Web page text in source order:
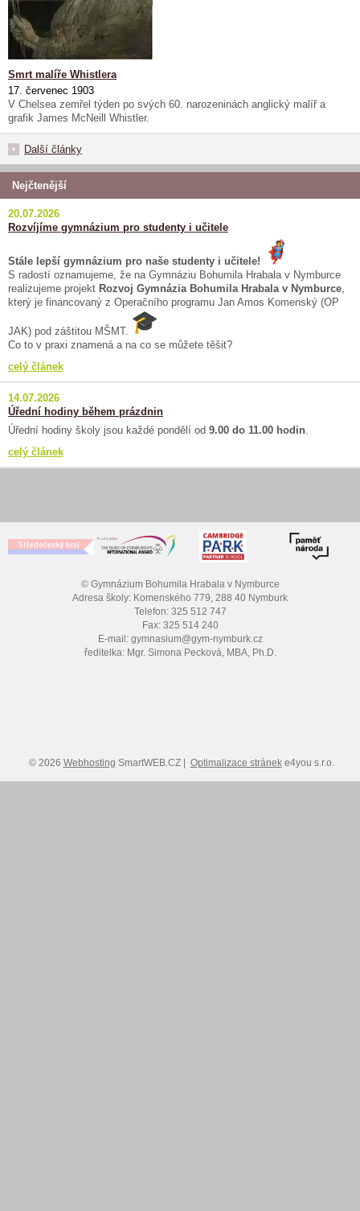
Smrt malíře Whistlera
17. červenec 1903
V Chelsea zemřel týden po svých 60. narozeninách anglický malíř a
grafik James McNeill Whistler.
Další články
Nejčtenější
20.07.2026
Rozvíjíme gymnázium pro studenty i učitele
Stále lepší gymnázium pro naše studenty i učitele!
S radostí oznamujeme, že na Gymnáziu Bohumila Hrabala v Nymburce
realizujeme projekt Rozvoj Gymnázia Bohumila Hrabala v Nymburce,
který je financovaný z Operačního programu Jan Amos Komenský (OP
JAK) pod záštitou MŠMT.
Co to v praxi znamená a na co se můžete těšit?
celý článek
14.07.2026
Úřední hodiny během prázdnin
Úřední hodiny školy jsou každé pondělí od 9.00 do 11.00 hodin.
celý článek
© Gymnázium Bohumila Hrabala v Nymburce
Adresa školy: Komenského 779, 288 40 Nymburk
Telefon: 325 512 747
Fax: 325 514 240
E-mail: gymnasium@gym-nymburk.cz
ředitelka: Mgr. Simona Pecková, MBA, Ph.D.
© 2026 Webhosting SmartWEB.CZ | Optimalizace stráneke4you s.r.o.